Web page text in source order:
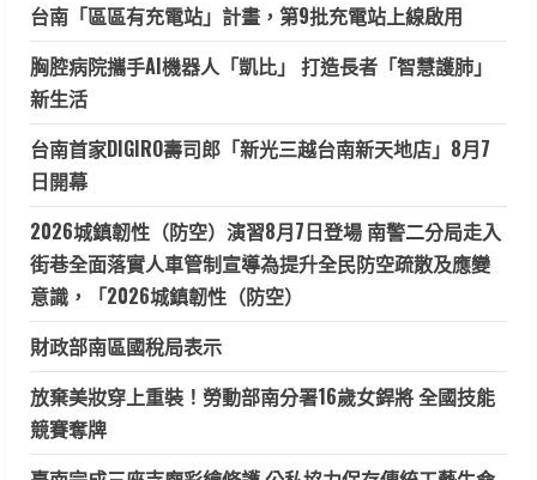
台南「區區有充電站」計畫，第9批充電站上線啟用
胸腔病院攜手AI機器人「凱比」 打造長者「智慧護肺」
新生活
台南首家DIGIRO壽司郎「新光三越台南新天地店」8月7
日開幕
2026城鎮韌性（防空）演習8月7日登場 南警二分局走入
街巷全面落實人車管制宣導為提升全民防空疏散及應變
意識，「2026城鎮韌性（防空）
財政部南區國稅局表示
放棄美妝穿上重裝！勞動部南分署16歲女銲將 全國技能
競賽奪牌